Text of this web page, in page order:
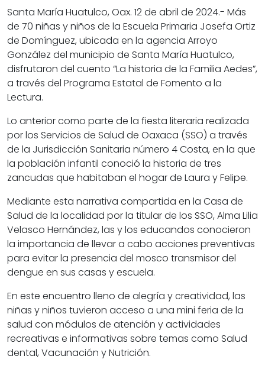
Santa María Huatulco, Oax. 12 de abril de 2024.- Más
de 70 niñas y niños de la Escuela Primaria Josefa Ortiz
de Domínguez, ubicada en la agencia Arroyo
González del municipio de Santa María Huatulco,
disfrutaron del cuento “La historia de la Familia Aedes”,
a través del Programa Estatal de Fomento a la
Lectura.
Lo anterior como parte de la fiesta literaria realizada
por los Servicios de Salud de Oaxaca (SSO) a través
de la Jurisdicción Sanitaria número 4 Costa, en la que
la población infantil conoció la historia de tres
zancudas que habitaban el hogar de Laura y Felipe.
Mediante esta narrativa compartida en la Casa de
Salud de la localidad por la titular de los SSO, Alma Lilia
Velasco Hernández, las y los educandos conocieron
la importancia de llevar a cabo acciones preventivas
para evitar la presencia del mosco transmisor del
dengue en sus casas y escuela.
En este encuentro lleno de alegría y creatividad, las
niñas y niños tuvieron acceso a una mini feria de la
salud con módulos de atención y actividades
recreativas e informativas sobre temas como Salud
dental, Vacunación y Nutrición.